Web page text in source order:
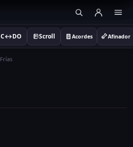
C↔DO Scroll Acordes Afinador